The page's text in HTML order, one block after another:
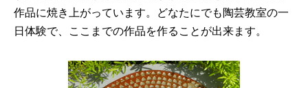
作品に焼き上がっています。どなたにでも陶芸教室の一
日体験で、ここまでの作品を作ることが出来ます。